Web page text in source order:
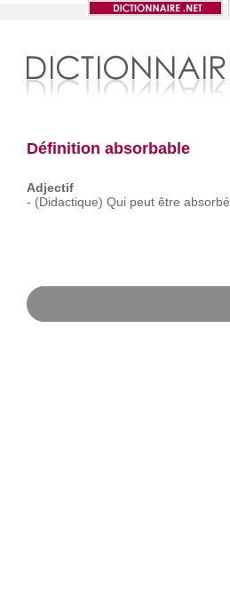
Définition absorbable
Adjectif
- (Didactique) Qui peut être absorbé.